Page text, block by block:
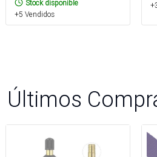
Stock disponible
+5 Vendidos
Últimos